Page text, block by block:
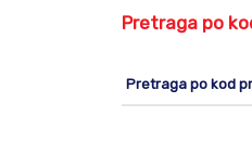
Pretraga po